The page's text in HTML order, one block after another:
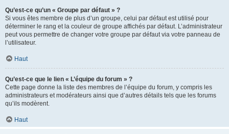
Qu’est-ce qu’un « Groupe par défaut » ?
Si vous êtes membre de plus d’un groupe, celui par défaut est utilisé pour
déterminer le rang et la couleur de groupe affichés par défaut. L’administrateur
peut vous permettre de changer votre groupe par défaut via votre panneau de
l’utilisateur.
Haut
Qu’est-ce que le lien « L’équipe du forum » ?
Cette page donne la liste des membres de l’équipe du forum, y compris les
administrateurs et modérateurs ainsi que d’autres détails tels que les forums
qu’ils modèrent.
Haut